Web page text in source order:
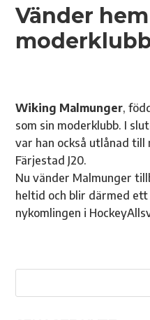
Vänder
Wiking Malmunger,
som sin moderklubb. I
var han också utlånad till
Färjestad J20.
Nu vänder Malmunger
heltid och blir därmed
nykomlingen i